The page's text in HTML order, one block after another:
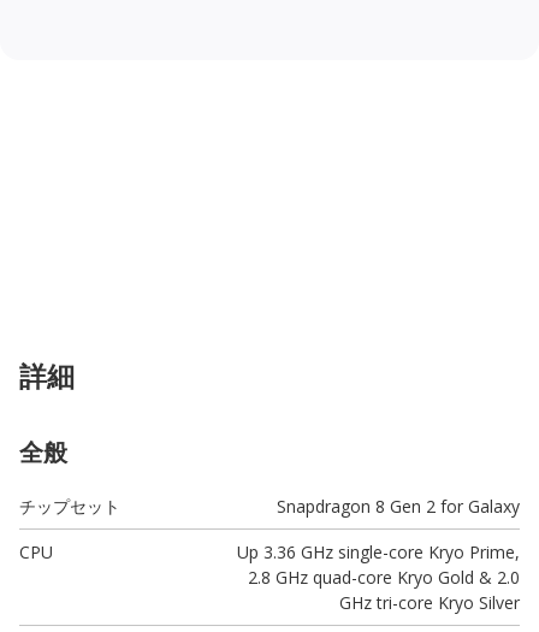
詳細
全般
チップセット
Snapdragon 8 Gen 2 for Galaxy
CPU
Up 3.36 GHz single-core Kryo Prime,
2.8 GHz quad-core Kryo Gold & 2.0
GHz tri-core Kryo Silver